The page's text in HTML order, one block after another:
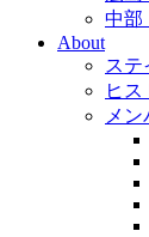
中部
About
ステ
ヒス
メン